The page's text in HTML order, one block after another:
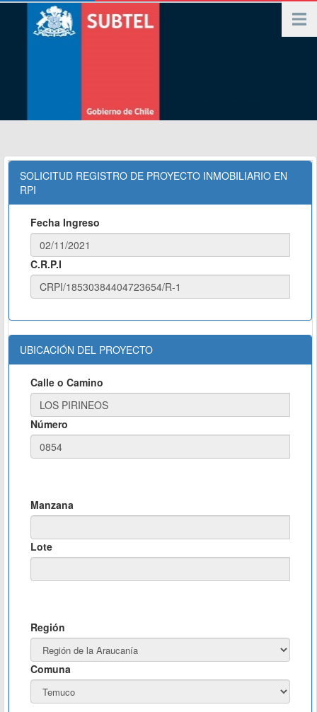
SOLICITUD REGISTRO DE PROYECTO INMOBILIARIO EN
RPI
Fecha Ingreso
C.R.P.I
UBICACIÓN DEL PROYECTO
Calle o Camino
Número
Manzana
Lote
Región
Comuna